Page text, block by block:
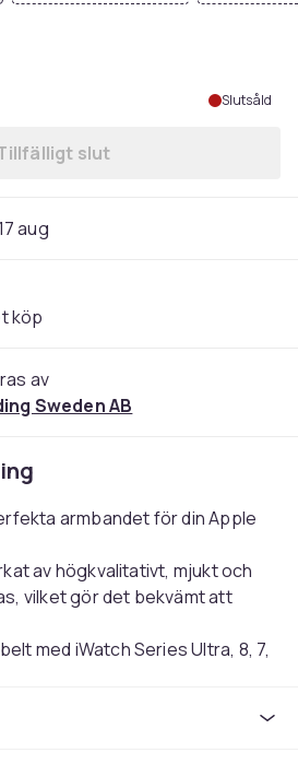
Slutsåld
slut
aug
köp
av
Sweden AB
armbandet för din Apple
av högkvalitativt, mjukt och
vilket gör det bekvämt att
med iWatch Series Ultra, 8, 7,